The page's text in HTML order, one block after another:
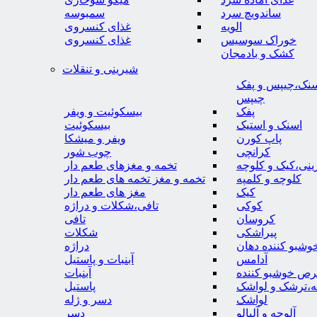
ساندویچ سرد
الویه
خوراک سوسیس
کشک و بادمجان
سمبوسه
غذای کنسروی
غذای کنسروی
شیرینی و تنقلات
و پفک
چیپس
پفک
اسنک و استیک
پاپ کورن
کرانچی
و کلوچه
کلوچه و کلمپه
کیک
کوکی
کروسان
پیراشکی
کننده دهان
آدامس
خوشبو کننده
و لواشک
لواشک
آلوچه و آلبالو
بیسکوئیت و ویفر
بیسکوئیت
ویفر و میشکا
چوب شور
تخمه و مغزهای طعم دار
تخمه و مغز تخمه های طعم دار
مغز های طعم دار
تافی،شکلات و دراژه
تافی
شکلات
دراژه
آبنبات و پاستیل
آبنبات
پاستیل
دسر و ژله
دسر